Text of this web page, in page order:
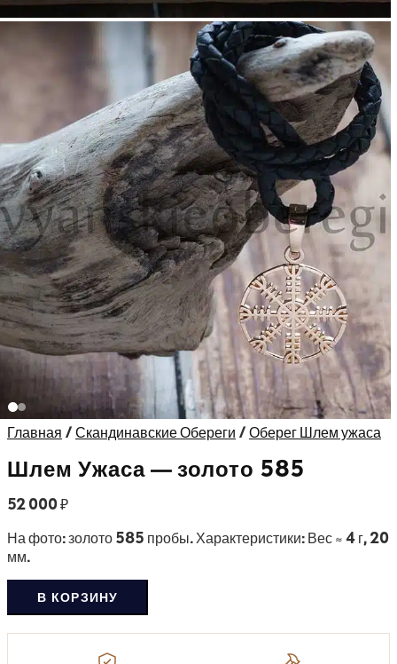
Главная /Скандинавские Обереги /Оберег Шлем ужаса
Шлем Ужаса — золото 585
52 000₽
На фото: золото 585 пробы. Характеристики: Вес ≈ 4 г, 20
мм.
В КОРЗИНУ